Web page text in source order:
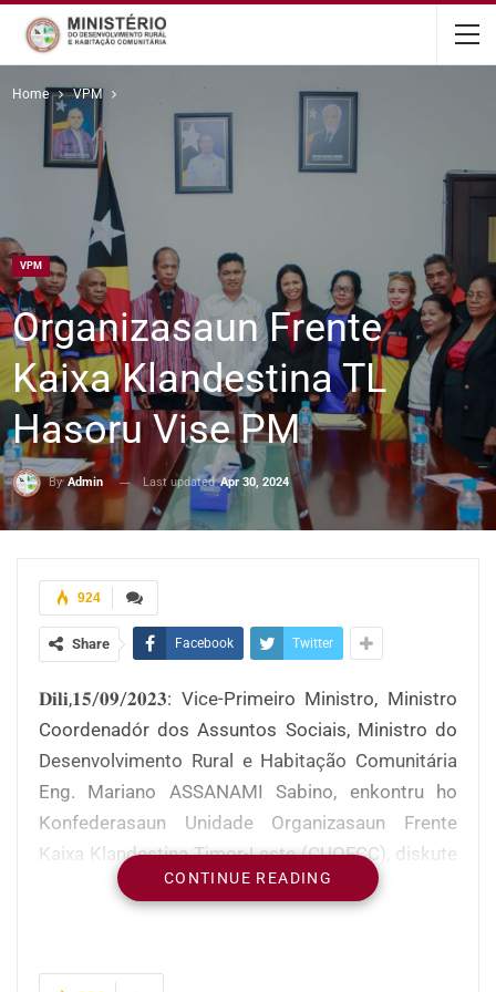
content
Home VPM
VPM
Organizasaun Frente
Kaixa Klandestina TL
Hasoru Vise PM
ByAdmin Last updatedApr 30, 2024
924
Share Facebook Twitter
𝐃𝐢𝐥𝐢,𝟏𝟓/𝟎𝟗/𝟐𝟎𝟐𝟑: Vice-Primeiro Ministro, Ministro
Coordenadór dos Assuntos Sociais, Ministro do
Desenvolvimento Rural e Habitação Comunitária
Eng. Mariano ASSANAMI Sabino, enkontru ho
Konfederasaun Unidade Organizasaun Frente
Kaixa Klandestina Timor-Leste (CUOFCC), diskute
assuntu dezenvolvimentu agrikula, oinsá hasa’e
produasaun iha rai laran.
assuntu rua, primeiru mai atu hato’o
CONTINUE READING